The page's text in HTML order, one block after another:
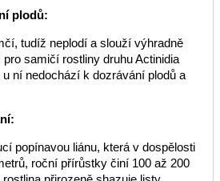
plodů:
tudíž neplodí a slouží výhradně
samičí rostliny druhu Actinidia
ní nedochází k dozrávání plodů a
popínavou liánu, která v dospělosti
roční přírůstky činí 100 až 200